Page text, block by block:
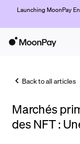
Launching MoonPay
Trade
Back to all articles
Marchés
des NFT :